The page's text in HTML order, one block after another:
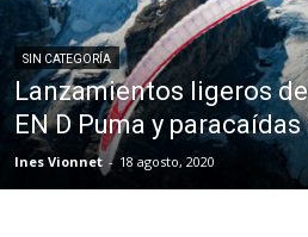
SIN CATEGORÍA
Lanzamientos ligeros
EN D Puma y paracaídas
Ines Vionnet - 18 agosto, 2020